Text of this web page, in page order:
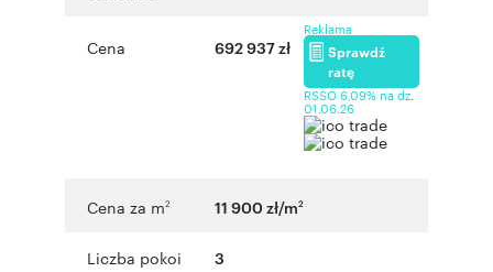
Cena 692 937 zł
Reklama
Sprawdź
ratę
RSSO 6,09% na dz.
01.06.26
Cena za m2 11 900 zł/m2
Liczba pokoi 3